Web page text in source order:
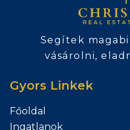
Segítek
vásárolni,
Gyors Linkek
Főoldal
Ingatlanok